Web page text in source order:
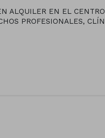
ALQUILER EN EL
PROFESIONALES,